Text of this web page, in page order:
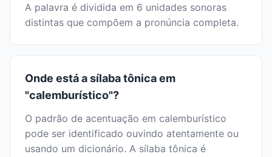
A palavra é dividida em 6 unidades sonoras
distintas que compõem a pronúncia completa.
Onde está a sílaba tônica em
"calemburístico"?
O padrão de acentuação em calemburístico
pode ser identificado ouvindo atentamente ou
usando um dicionário. A sílaba tônica é